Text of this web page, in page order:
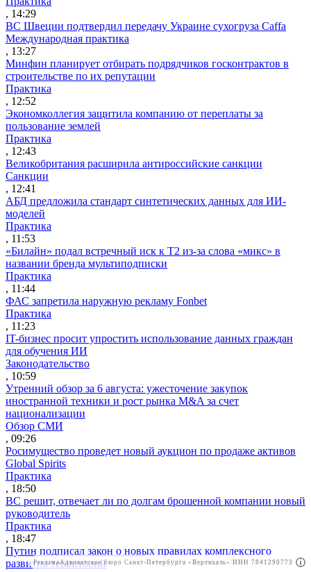
РекламаООО "Право.ру" ИНН: 7704835288
, 14:29
ВС Швеции подтвердил передачу Украине сухогруза Caffa
Международная практика
, 13:27
Минфин планирует отбирать подрядчиков госконтрактов в
строительстве по их репутации
Практика
, 12:52
Экономколлегия защитила компанию от переплаты за
пользование землей
Практика
, 12:43
Великобритания расширила антироссийские санкции
Санкции
, 12:41
АБД предложила стандарт синтетических данных для ИИ-
моделей
Практика
, 11:53
«Билайн» подал встречный иск к Т2 из-за слова «микс» в
названии бренда мультиподписки
Практика
, 11:44
ФАС запретила наружную рекламу Fonbet
Практика
, 11:23
IT-бизнес просит упростить использование данных граждан
для обучения ИИ
Законодательство
, 10:59
Утренний обзор за 6 августа: ужесточение закупок
иностранной техники и рост рынка M&A за счет
национализации
Обзор СМИ
, 09:26
Росимущество проведет новый аукцион по продаже активов
Global Spirits
Практика
, 18:50
ВС решит, отвечает ли по долгам брошенной компании новый
руководитель
Практика
, 18:47
Путин подписал закон о новых правилах комплексного
развития территорий
РекламаАдвокатское бюро Санкт-Петербурга «Вертикаль» ИНН 7841290773